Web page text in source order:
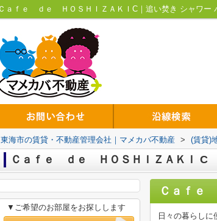
東海市の賃貸・不動産管理会社｜マメカバ不動産 > (賃貸)
Ｃａｆｅ ｄｅ ＨＯＳＨＩＺＡＫＩ C
Ｃａｆｅ
日々の暮らし
▼ご希望のお部屋をお探しします